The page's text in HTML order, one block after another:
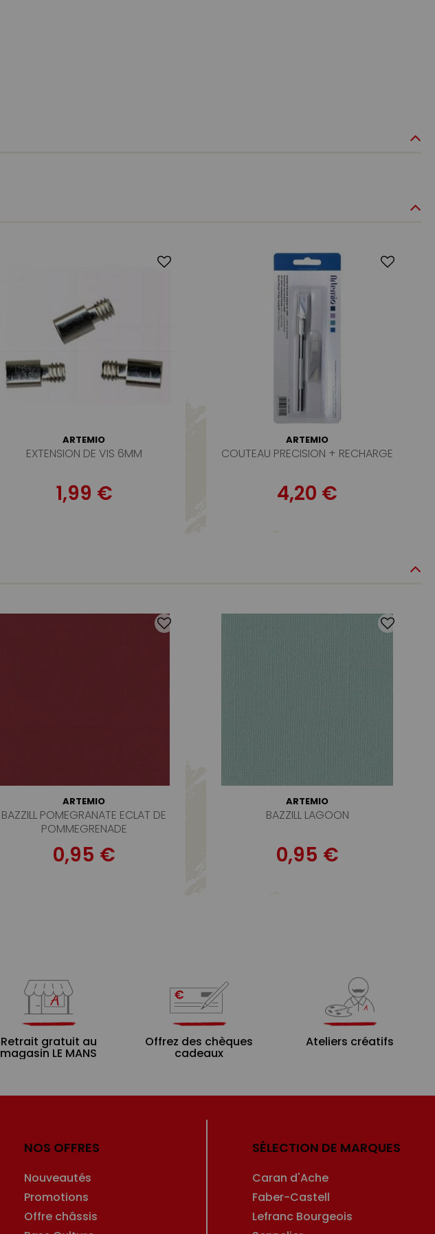
ARTEMIO
EXTENSION DE VIS 6MM
1,99 €
ARTEMIO
COUTEAU PRECISION + RECHARGE
4,20 €
ARTEMIO
BAZZILL POMEGRANATE ECLAT DE
POMMEGRENADE
0,95 €
ARTEMIO
BAZZILL LAGOON
0,95 €
Retrait gratuit au
magasin LE MANS
Offrez des chèques
cadeaux
Ateliers créatifs
NOS OFFRES
Nouveautés
Promotions
Offre châssis
SÉLECTION DE MARQUES
Caran d'Ache
Faber-Castell
Lefranc Bourgeois